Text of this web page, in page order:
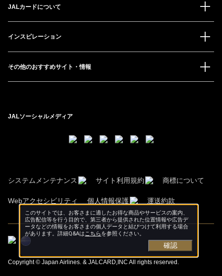
JALカードについて
インスピレーション
その他のおすすめサイト・情報
JALソーシャルメディア
システムメンテナンス サイト利用規約 商標について
Webアクセシビリティ 個人情報保護 運送約款
Copyright © Japan Airlines. & JALCARD,INC All rights reserved.
このサイトでは、お客さまに適したお得な商品やサービスの案内、
広告配信等を行う目的で、第三者から提供された位置情報や広告デ
ータなどの情報をお客さまの個人データと結びつけて利用する場合
があります。詳細Q&Aはこちらを参照ください。
確認